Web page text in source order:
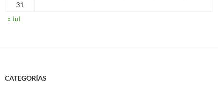
31
« Jul
CATEGORÍAS